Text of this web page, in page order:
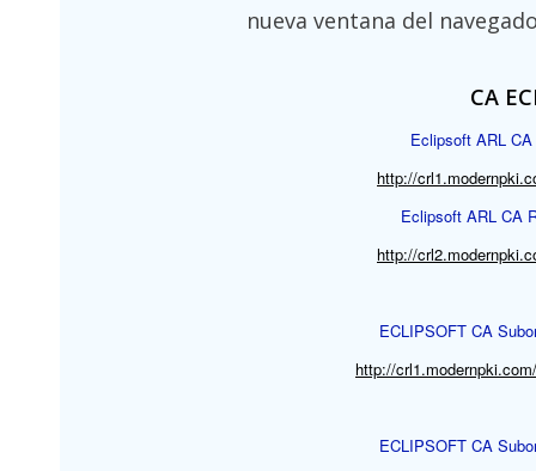
nueva ventana del
CA
Eclipsoft ARL
http://
Eclipsoft ARL CA
http://
ECLIPSOFT CA
http://
ECLIPSOFT CA